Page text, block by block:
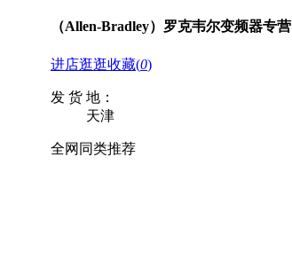
（Allen-Bradley）罗克韦尔变频器专营
进店逛逛收藏(0)
发 货 地：
天津
全网同类推荐